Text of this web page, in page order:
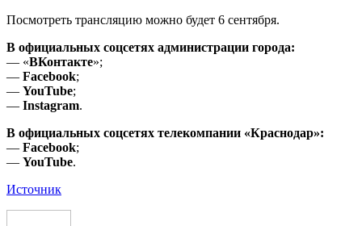
Посмотреть трансляцию можно будет 6 сентября.
В официальных соцсетях администрации города:
— «ВКонтакте»;
— Facebook;
— YouTube;
— Instagram.
В официальных соцсетях телекомпании «Краснодар»:
— Facebook;
— YouTube.
Источник